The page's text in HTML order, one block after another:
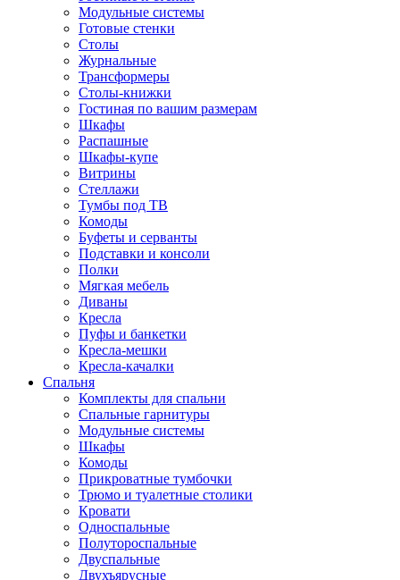
Модульные системы
Готовые стенки
Столы
Журнальные
Трансформеры
Столы-книжки
Гостиная по вашим размерам
Шкафы
Распашные
Шкафы-купе
Витрины
Стеллажи
Тумбы под ТВ
Комоды
Буфеты и серванты
Подставки и консоли
Полки
Мягкая мебель
Диваны
Кресла
Пуфы и банкетки
Кресла-мешки
Кресла-качалки
Спальня
Комплекты для спальни
Спальные гарнитуры
Модульные системы
Шкафы
Комоды
Прикроватные тумбочки
Трюмо и туалетные столики
Кровати
Односпальные
Полутороспальные
Двуспальные
Двухъярусные